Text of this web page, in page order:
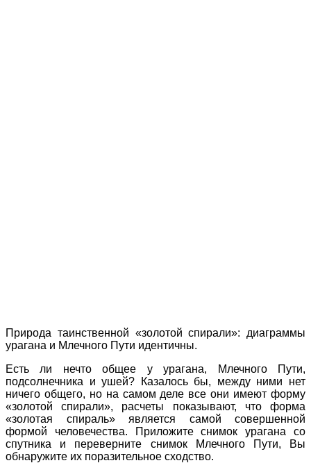
Природа таинственной «золотой спирали»: диаграммы
урагана и Млечного Пути идентичны.
Есть ли нечто общее у урагана, Млечного Пути,
подсолнечника и ушей? Казалось бы, между ними нет
ничего общего, но на самом деле все они имеют форму
«золотой спирали», расчеты показывают, что форма
«золотая спираль» является самой совершенной
формой человечества. Приложите снимок урагана со
спутника и переверните снимок Млечного Пути, Вы
обнаружите их поразительное сходство.